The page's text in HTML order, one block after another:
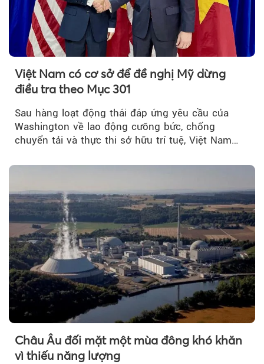
Việt Nam có cơ sở để đề nghị Mỹ dừng
điều tra theo Mục 301
Sau hàng loạt động thái đáp ứng yêu cầu của
Washington về lao động cưỡng bức, chống
chuyển tải và thực thi sở hữu trí tuệ, Việt Nam
Châu Âu đối mặt một mùa đông khó khăn
vì thiếu năng lượng